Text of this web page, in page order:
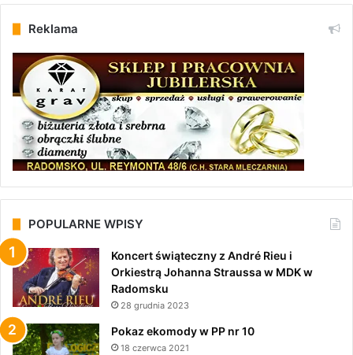
Reklama
POPULARNE WPISY
Koncert świąteczny z André Rieu i
Orkiestrą Johanna Straussa w MDK w
Radomsku
28 grudnia 2023
Pokaz ekomody w PP nr 10
18 czerwca 2021